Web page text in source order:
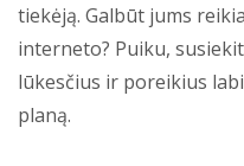
tiekėją. Galbūt jums
interneto? Puiku,
lūkesčius ir poreikius
planą.